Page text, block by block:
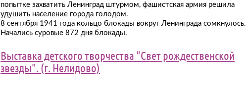
попытке захватить Ленинград штурмом, фашистская армия решила
удушить население города голодом.
8 сентября 1941 года кольцо блокады вокруг Ленинграда сомкнулось.
Начались суровые 872 дня блокады.
Выставка детского творчества "Свет рождественской
звезды". (г. Нелидово)